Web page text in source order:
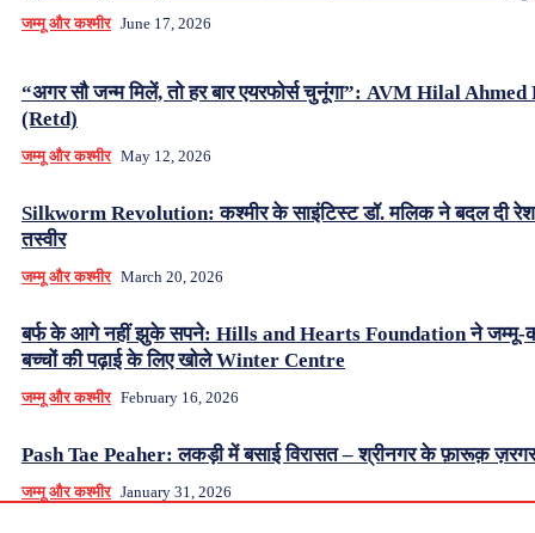
जम्मू और कश्मीर June 17, 2026
“अगर सौ जन्म मिलें, तो हर बार एयरफोर्स चुनूंगा”: AVM Hilal
(Retd)
जम्मू और कश्मीर May 12, 2026
Silkworm Revolution: कश्मीर के साइंटिस्ट डॉ. मलिक ने बदल दी
तस्वीर
जम्मू और कश्मीर March 20, 2026
बर्फ के आगे नहीं झुके सपने: Hills and Hearts Foundation ने जम्मू-
बच्चों की पढ़ाई के लिए खोले Winter Centre
जम्मू और कश्मीर February 16, 2026
Pash Tae Peaher: लकड़ी में बसाई विरासत – श्रीनगर के फ़ारूक़
जम्मू और कश्मीर January 31, 2026